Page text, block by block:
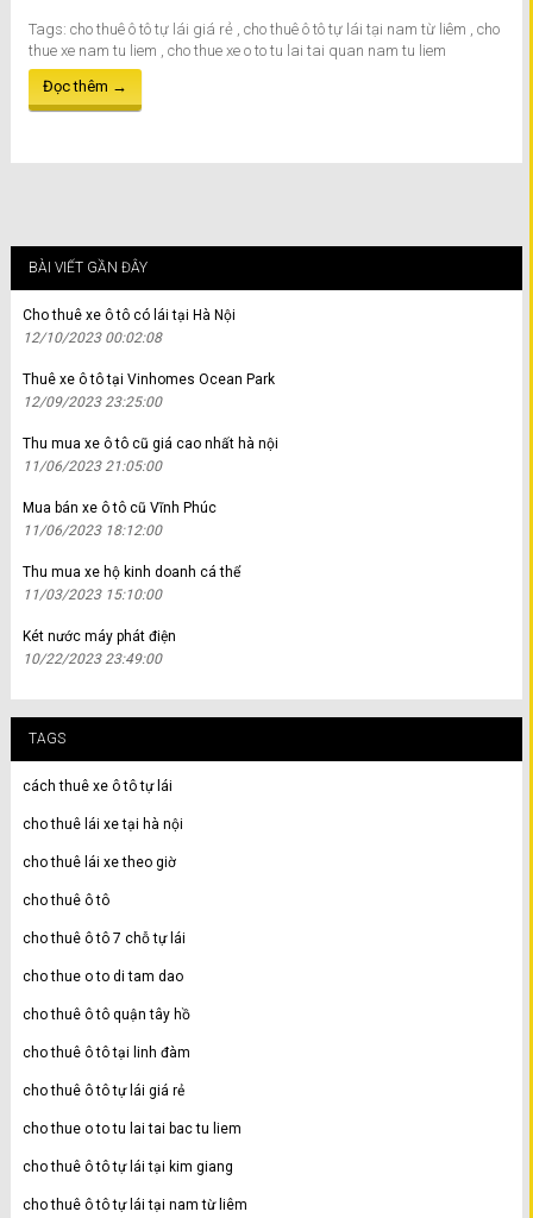
Tags: cho thuê ô tô tự lái giá rẻ cho thuê ô tô tự lái tại nam từ liêm
cho
thue xe nam tu liem
cho thue xe o to tu lai tai quan nam tu liem
Đọc thêm →
BÀI VIẾT GẦN ĐÂY
Cho thuê xe ô tô có lái tại Hà Nội
12/10/2023 00:02:08
Thuê xe ô tô tại Vinhomes Ocean Park
12/09/2023 23:25:00
Thu mua xe ô tô cũ giá cao nhất hà nội
11/06/2023 21:05:00
Mua bán xe ô tô cũ Vĩnh Phúc
11/06/2023 18:12:00
Thu mua xe hộ kinh doanh cá thể
11/03/2023 15:10:00
Két nước máy phát điện
10/22/2023 23:49:00
TAGS
cách thuê xe ô tô tự lái
cho thuê lái xe tại hà nội
cho thuê lái xe theo giờ
cho thuê ô tô
cho thuê ô tô 7 chỗ tự lái
cho thue o to di tam dao
cho thuê ô tô quận tây hồ
cho thuê ô tô tại linh đàm
cho thuê ô tô tự lái giá rẻ
cho thue o to tu lai tai bac tu liem
cho thuê ô tô tự lái tại kim giang
cho thuê ô tô tự lái tại nam từ liêm